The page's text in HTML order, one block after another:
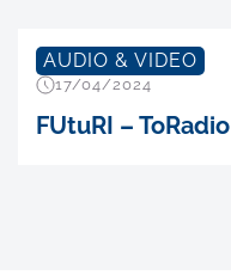
AUDIO & VIDEO
17/04/2024
FUtuRI – ToRadio